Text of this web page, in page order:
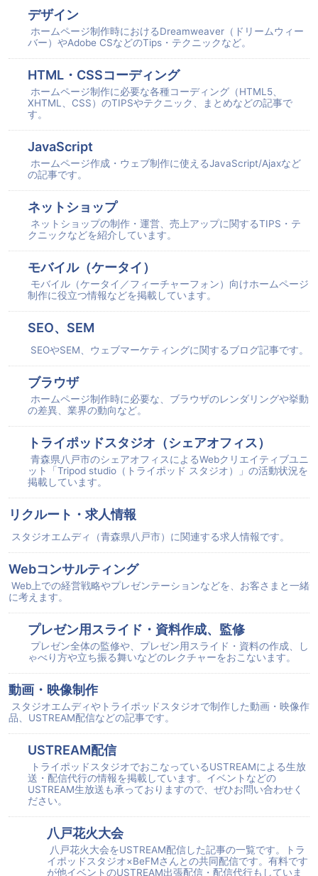
デザイン
ホームページ制作時におけるDreamweaver（ドリームウィー
バー）やAdobe CSなどのTips・テクニックなど。
HTML・CSSコーディング
ホームページ制作に必要な各種コーディング（HTML5、
XHTML、CSS）のTIPSやテクニック、まとめなどの記事で
す。
JavaScript
ホームページ作成・ウェブ制作に使えるJavaScript/Ajaxなど
の記事です。
ネットショップ
ネットショップの制作・運営、売上アップに関するTIPS・テ
クニックなどを紹介しています。
モバイル（ケータイ）
モバイル（ケータイ／フィーチャーフォン）向けホームページ
制作に役立つ情報などを掲載しています。
SEO、SEM
SEOやSEM、ウェブマーケティングに関するブログ記事です。
ブラウザ
ホームページ制作時に必要な、ブラウザのレンダリングや挙動
の差異、業界の動向など。
トライポッドスタジオ（シェアオフィス）
青森県八戸市のシェアオフィスによるWebクリエイティブユニ
ット「Tripod studio（トライポッド スタジオ）」の活動状況を
掲載しています。
リクルート・求人情報
スタジオエムディ（青森県八戸市）に関連する求人情報です。
Webコンサルティング
Web上での経営戦略やプレゼンテーションなどを、お客さまと一緒
に考えます。
プレゼン用スライド・資料作成、監修
プレゼン全体の監修や、プレゼン用スライド・資料の作成、し
ゃべり方や立ち振る舞いなどのレクチャーをおこないます。
動画・映像制作
スタジオエムディやトライポッドスタジオで制作した動画・映像作
品、USTREAM配信などの記事です。
USTREAM配信
トライポッドスタジオでおこなっているUSTREAMによる生放
送・配信代行の情報を掲載しています。イベントなどの
USTREAM生放送も承っておりますので、ぜひお問い合わせく
ださい。
八戸花火大会
八戸花火大会をUSTREAM配信した記事の一覧です。トラ
イポッドスタジオ×BeFMさんとの共同配信です。有料です
が他イベントのUSTREAM出張配信・配信代行もしていま